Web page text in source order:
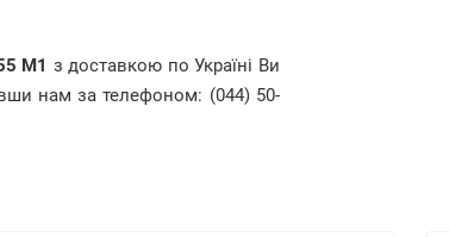
M1 з доставкою по Україні Ви
нам за телефоном: (044) 50-